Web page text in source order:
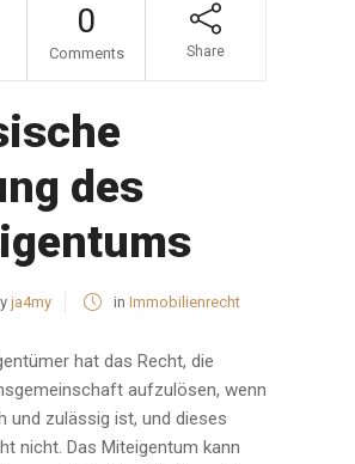
0
Comments Share
des
ja4my in Immobilienrecht
hat das Recht, die
aufzulösen, wenn
und zulässig ist, und dieses
nicht. Das Miteigentum kann